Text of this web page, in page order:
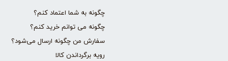
چگونه به شما اعتماد کنم؟
چگونه می توانم خرید کنم؟
سفارش من چگونه ارسال می‌شود؟
رویه برگرداندن کالا